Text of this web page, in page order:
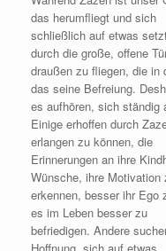
das herumfliegt und sich
schließlich auf etwas
durch die große, offene
draußen zu fliegen, die in
das seine Befreiung.
es aufhören, sich ständig
Einige erhoffen durch
erlangen zu können, die
Erinnerungen an ihre
Wünsche, ihre Motivation
erkennen, besser ihr Ego
es im Leben besser zu
befriedigen. Andere